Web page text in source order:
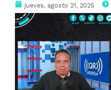
jueves, agosto 21, 2025